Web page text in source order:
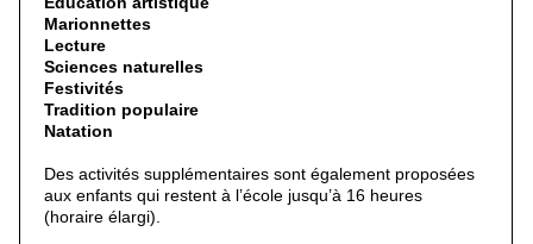
Marionnettes
Lecture
Sciences naturelles
Festivités
Tradition populaire
Natation
Des activités supplémentaires sont également proposées
aux enfants qui restent à l’école jusqu’à 16 heures
(horaire élargi).